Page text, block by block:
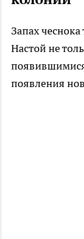
Запах
Настой не
появления